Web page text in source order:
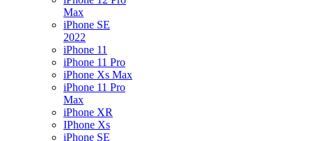
Max
iPhone SE
2022
iPhone 11
iPhone 11 Pro
iPhone Xs Max
iPhone 11 Pro
Max
iPhone XR
IPhone Xs
iPhone SE